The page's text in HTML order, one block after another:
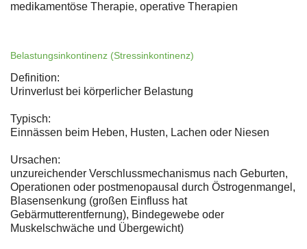
medikamentöse Therapie, operative Therapien
Belastungsinkontinenz (Stressinkontinenz)
Definition:
Urinverlust bei körperlicher Belastung
Typisch:
Einnässen beim Heben, Husten, Lachen oder Niesen
Ursachen:
unzureichender Verschlussmechanismus nach Geburten,
Operationen oder postmenopausal durch Östrogenmangel,
Blasensenkung (großen Einfluss hat
Gebärmutterentfernung), Bindegewebe oder
Muskelschwäche und Übergewicht)